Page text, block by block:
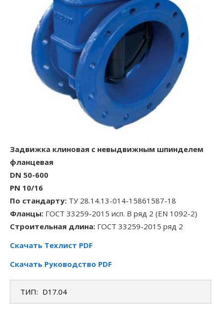
Задвижка клиновая с невыдвижным шпинделем
фланцевая
DN 50-600
PN 10/16
По стандарту: ТУ 28.14.13-014-15861587-18
Фланцы: ГОСТ 33259-2015 исп. B ряд 2 (EN 1092-2)
Строительная длина: ГОСТ 33259-2015 ряд 2
Скачать Техлист PDF
Скачать Руководство PDF
ТИП: D17.04